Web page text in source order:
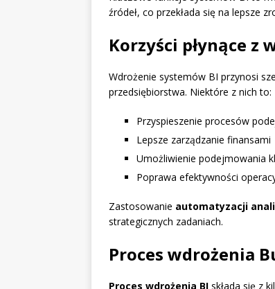
źródeł, co przekłada się na lepsze
Korzyści płynące z
Wdrożenie systemów BI przynosi
przedsiębiorstwa. Niektóre z nich to:
Przyspieszenie procesów
Lepsze zarządzanie finansami
Umożliwienie podejmowania
Poprawa efektywności
Zastosowanie automatyzacji
strategicznych zadaniach.
Proces wdrożenia
Proces wdrożenia BI składa się z